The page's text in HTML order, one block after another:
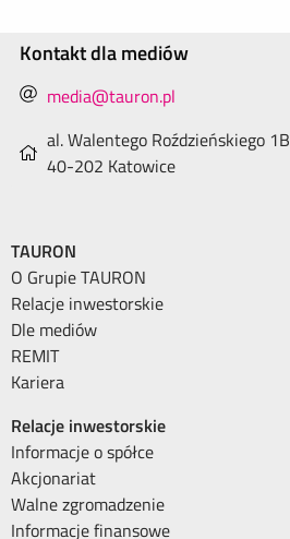
Kontakt dla mediów
media@tauron.pl
al. Walentego Roździeńskiego 1B
40-202 Katowice
TAURON
O Grupie TAURON
Relacje inwestorskie
Dle mediów
REMIT
Kariera
Relacje inwestorskie
Informacje o spółce
Akcjonariat
Walne zgromadzenie
Informacje finansowe